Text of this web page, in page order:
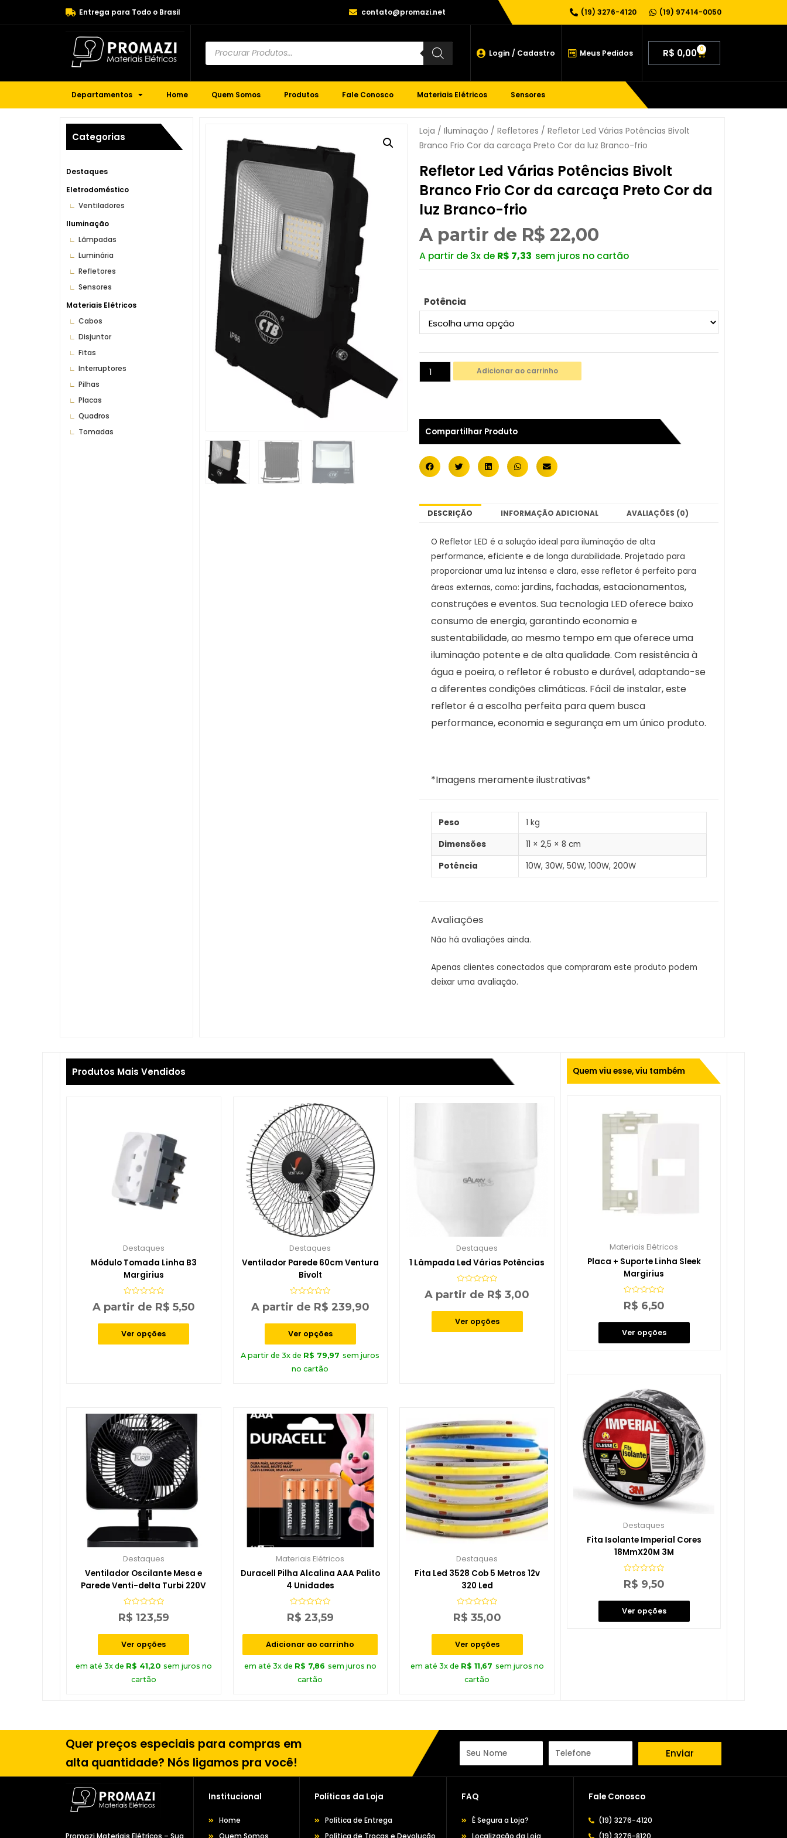
Entrega para Todo o Brasil contato@promazi.net (19) 3276-4120 (19) 97414-0050
Login / Cadastro Meus Pedidos R$ 0,00 0
Departamentos Home Quem Somos Produtos Fale Conosco Materiais Elétricos Sensores
Categorias
Destaques
Eletrodoméstico
Ventiladores
Iluminação
Lâmpadas
Luminária
Refletores
Sensores
Materiais Elétricos
Cabos
Disjuntor
Fitas
Interruptores
Pilhas
Placas
Quadros
Tomadas
Loja /Iluminação /Refletores / Refletor Led Várias Potências Bivolt
Branco Frio Cor da carcaça Preto Cor da luz Branco-frio
Refletor Led Várias Potências Bivolt
Branco Frio Cor da carcaça Preto Cor da
luz Branco-frio
A partir de R$ 22,00
A partir de 3x de R$ 7,33 sem juros no cartão
Potência
Adicionar ao carrinho
Compartilhar Produto
DESCRIÇÃO INFORMAÇÃO ADICIONAL AVALIAÇÕES (0)
O Refletor LED é a solução ideal para iluminação de alta
performance, eficiente e de longa durabilidade. Projetado para
proporcionar uma luz intensa e clara, esse refletor é perfeito para
áreas externas, como:jardins, fachadas, estacionamentos,
construções e eventos. Sua tecnologia LED oferece baixo
consumo de energia, garantindo economia e
sustentabilidade, ao mesmo tempo em que oferece uma
iluminação potente e de alta qualidade. Com resistência à
água e poeira, o refletor é robusto e durável, adaptando-se
a diferentes condições climáticas. Fácil de instalar, este
refletor é a escolha perfeita para quem busca
performance, economia e segurança em um único produto.
*Imagens meramente ilustrativas*
Peso
1 kg
Dimensões
11 × 2,5 × 8 cm
Potência
10W, 30W, 50W, 100W, 200W
Avaliações
Não há avaliações ainda.
Apenas clientes conectados que compraram este produto podem
deixar uma avaliação.
Produtos Mais Vendidos
Destaques
Módulo Tomada Linha B3
Margirius
Avaliação
0
5
A partir de R$ 5,50
Ver opções
Destaques
Ventilador Parede 60cm Ventura
Bivolt
Avaliação
0
5
A partir de R$ 239,90
Ver opções
A partir de 3x de R$ 79,97 sem juros
no cartão
Destaques
1 Lâmpada Led Várias Potências
Avaliação
0
5
A partir de R$ 3,00
Ver opções
Destaques
Ventilador Oscilante Mesa e
Parede Venti-delta Turbi 220V
Avaliação
0
5
R$ 123,59
Ver opções
em até 3x de R$ 41,20 sem juros no
cartão
Materiais Elétricos
Duracell Pilha Alcalina AAA Palito
4 Unidades
Avaliação
0
5
R$ 23,59
Adicionar ao carrinho
em até 3x de R$ 7,86 sem juros no
cartão
Destaques
Fita Led 3528 Cob 5 Metros 12v
320 Led
Avaliação
0
5
R$ 35,00
Ver opções
em até 3x de R$ 11,67 sem juros no
cartão
Quem viu esse, viu também
Materiais Elétricos
Placa + Suporte Linha Sleek
Margirius
Avaliação
0
5
R$ 6,50
Ver opções
Destaques
Fita Isolante Imperial Cores
18MmX20M 3M
Avaliação
0
5
R$ 9,50
Ver opções
Quer preços especiais para compras em
alta quantidade? Nós ligamos pra você!
Enviar
Institucional
Home
Quem Somos
Políticas da Loja
Política de Entrega
Política de Trocas e Devolução
FAQ
É Segura a Loja?
Localização da Loja
Fale Conosco
(19) 3276-4120
(19) 3276-8120